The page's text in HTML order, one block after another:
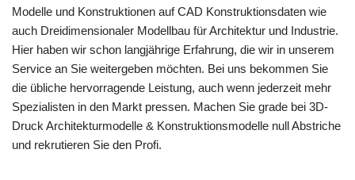
Modelle und Konstruktionen auf CAD Konstruktionsdaten wie
auch Dreidimensionaler Modellbau für Architektur und Industrie.
Hier haben wir schon langjährige Erfahrung, die wir in unserem
Service an Sie weitergeben möchten. Bei uns bekommen Sie
die übliche hervorragende Leistung, auch wenn jederzeit mehr
Spezialisten in den Markt pressen. Machen Sie grade bei 3D-
Druck Architekturmodelle & Konstruktionsmodelle null Abstriche
und rekrutieren Sie den Profi.